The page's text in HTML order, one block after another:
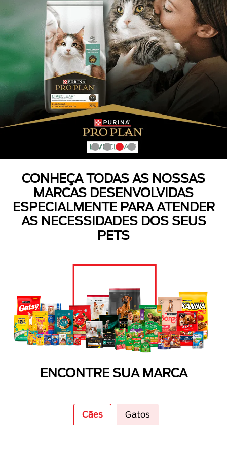
CONHEÇA TODAS AS NOSSAS
MARCAS DESENVOLVIDAS
ESPECIALMENTE PARA ATENDER
AS NECESSIDADES DOS SEUS
PETS
ENCONTRE SUA MARCA
Cães Gatos